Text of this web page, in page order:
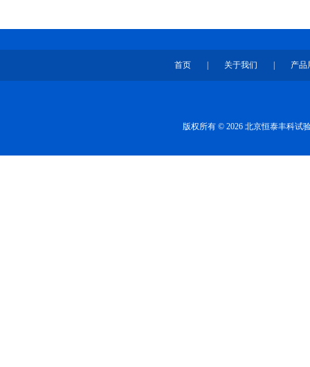
首页 关于我们 产品
版权所有 © 2026 北京恒泰丰科试